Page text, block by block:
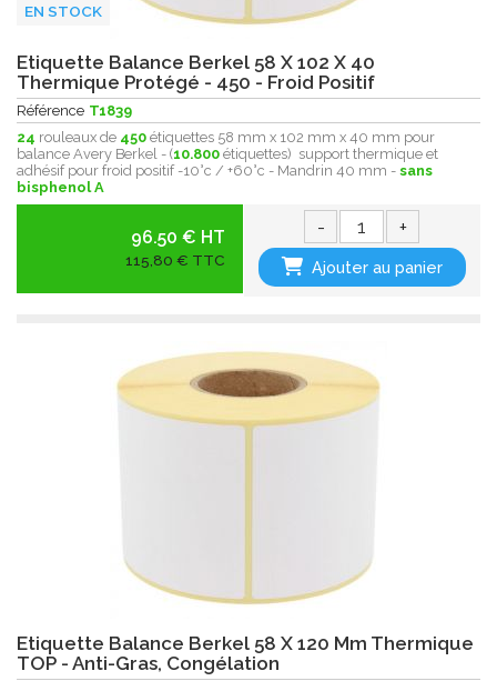
EN STOCK
Etiquette Balance Berkel 58 X 102 X 40
Thermique Protégé - 450 - Froid Positif
Référence T1839
24 rouleaux de 450 étiquettes 58 mm x 102 mm x 40 mm pour
balance Avery Berkel - (10.800 étiquettes) support thermique et
adhésif pour froid positif -10°c / +60°c - Mandrin 40 mm - sans
bisphenol A
96.50 € HT
115,80 € TTC
- +
Ajouter au panier
Etiquette Balance Berkel 58 X 120 Mm Thermique
TOP - Anti-Gras, Congélation